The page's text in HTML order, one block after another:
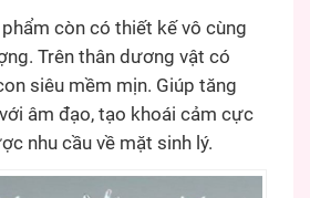
còn có thiết kế vô cùng
Trên thân dương vật có
siêu mềm mịn. Giúp tăng
âm đạo, tạo khoái cảm cực
nhu cầu về mặt sinh lý.